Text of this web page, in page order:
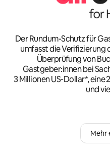
Der Rundum-Schutz für
umfasst die Verifizierung
Überprüfung von
Gastgeber:innen bei
3 Millionen US-Dollar*,
und
Mehr